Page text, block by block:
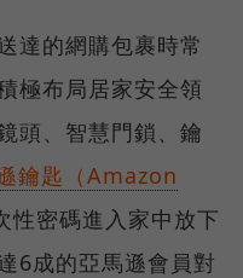
達的網購包裹時常
極布局居家安全領
頭、智慧門鎖、鑰
鑰匙（Amazon
性密碼進入家中放下
6成的亞馬遜會員對